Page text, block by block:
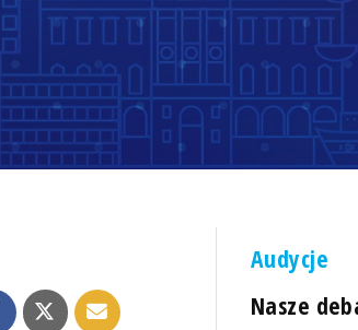
Audycje
Nasze